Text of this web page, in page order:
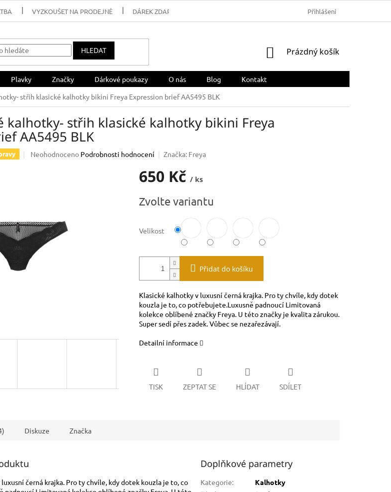
VYZKOUŠET NA PRODEJNĚ DÁREK ZDARMA REKLAMACE A VRÁCENÍ ZBOŽÍ
Přihlášení
HLEDAT
NÁKUPNÍ
Prázdný košík
Plavky Značky Dárkové poukazy O nás Blog
Kontakt
střih klasické kalhotky bikini Freya Expression brief AA5495 BLK
kalhotky- střih klasické kalhotky bikini Freya
AA5495 BLK
Průměrné
hvězdiček.
Neohodnoceno Podrobnosti hodnocení Značka: Freya
650 Kč / ks
cena:
Zvolte variantu
Velikost
Přidat do košíku
Klasické kalhotky v luxusní černá krajka. Pro ty chvíle, kdy dotek
kouzla je to, co potřebujete.Luxusně padnoucí Limitovaná
kolekce oblíbené značky Freya. U této značky je kvalita zárukou.
Super sedí přes zadek. Vůbec se nezařezávají.
Detailní informace
TISK ZEPTAT SE HLÍDAT SDÍLET
Diskuze Značka
černá krajka. Pro ty chvíle, kdy dotek kouzla je to, co
Doplňkové parametry
Kategorie:
Kalhotky